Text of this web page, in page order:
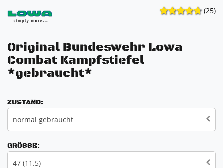
(25)
Original Bundeswehr Lowa
Combat Kampfstiefel
*gebraucht*
ZUSTAND:
normal gebraucht
GRÖSSE:
47 (11.5)